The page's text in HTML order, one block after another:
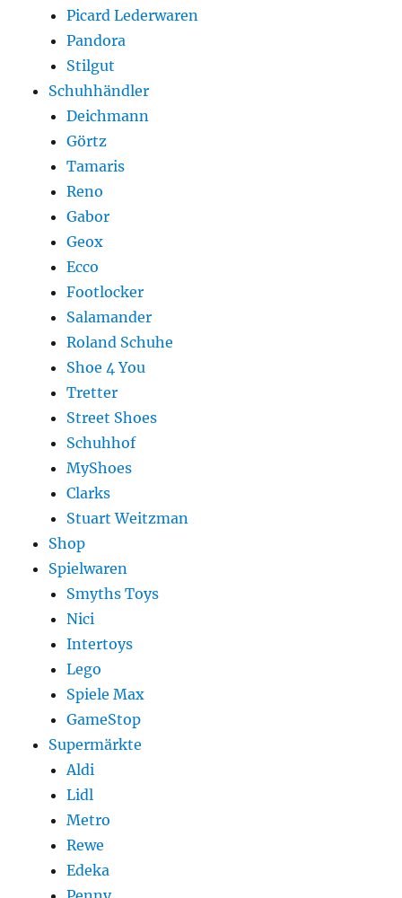
Picard Lederwaren
Pandora
Stilgut
Schuhhändler
Deichmann
Görtz
Tamaris
Reno
Gabor
Geox
Ecco
Footlocker
Salamander
Roland Schuhe
Shoe 4 You
Tretter
Street Shoes
Schuhhof
MyShoes
Clarks
Stuart Weitzman
Shop
Spielwaren
Smyths Toys
Nici
Intertoys
Lego
Spiele Max
GameStop
Supermärkte
Aldi
Lidl
Metro
Rewe
Edeka